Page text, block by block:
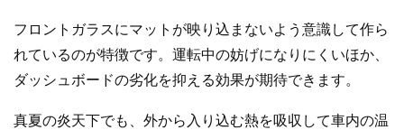
フロントガラスにマットが映り込まないよう意識して作ら
れているのが特徴です。運転中の妨げになりにくいほか、
ダッシュボードの劣化を抑える効果が期待できます。
真夏の炎天下でも、外から入り込む熱を吸収して車内の温